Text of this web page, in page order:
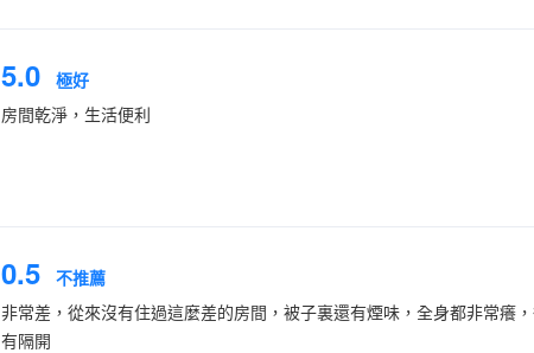
5.0 極好
房間乾淨，生活便利
0.5 不推薦
非常差，從來沒有住過這麼差的房間，被子裏還有煙味，全身都非常癢
有隔開